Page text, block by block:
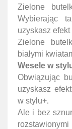
Zielone
Wybierając
uzyskasz
Zielone
białymi
Wesele w
Obwiązując
uzyskasz
w stylu+.
Ale i bez
rozstawionymi